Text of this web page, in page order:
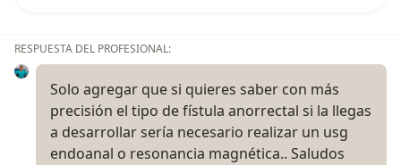
RESPUESTA DEL PROFESIONAL:
Solo agregar que si quieres saber con más
precisión el tipo de fístula anorrectal si la llegas
a desarrollar sería necesario realizar un usg
endoanal o resonancia magnética.. Saludos